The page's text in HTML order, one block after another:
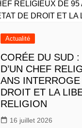
Actualité
CORÉE DU SUD
D’UN CHEF
ANS INTERROGE
DROIT ET LA
RELIGION
16 juillet 2026